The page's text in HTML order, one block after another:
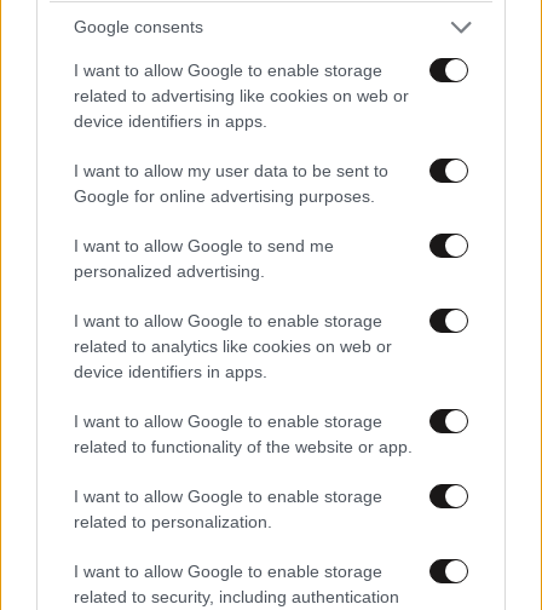
Google consents
I want to allow Google to enable storage
related to advertising like cookies on web or
device identifiers in apps.
I want to allow my user data to be sent to
Google for online advertising purposes.
I want to allow Google to send me
personalized advertising.
I want to allow Google to enable storage
related to analytics like cookies on web or
device identifiers in apps.
I want to allow Google to enable storage
related to functionality of the website or app.
I want to allow Google to enable storage
related to personalization.
I want to allow Google to enable storage
related to security, including authentication
Βαρίδι βορίδης 15·07·2025 13:57
Απαντήστε
15·07·2025 13:35
ΜΕ ΤΟΝ ΟΠΕΚΕΠΕ ΘΑ ΚΑΝΕΙ ΤΟ ΙΔΙΟ Ο κύριος
Απαντήστε